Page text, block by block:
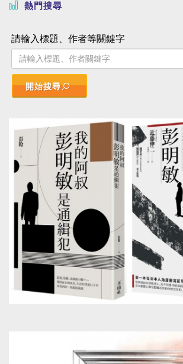
熱門搜尋
請輸入標題、作者等關鍵字
開始搜尋